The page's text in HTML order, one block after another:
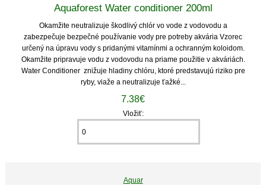
Aquaforest Water conditioner 200ml
Okamžite neutralizuje škodlivý chlór vo vode z vodovodu a
zabezpečuje bezpečné používanie vody pre potreby akvária Vzorec
určený na úpravu vody s pridanými vitamínmi a ochranným koloidom.
Okamžite pripravuje vodu z vodovodu na priame použitie v akváriách.
Water Conditioner znižuje hladiny chlóru, ktoré predstavujú riziko pre
ryby, viaže a neutralizuje ťažké...
7.38€
Vložiť:
Aquar